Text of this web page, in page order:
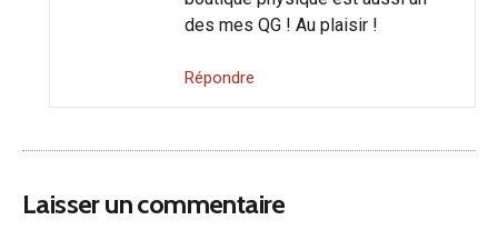
des mes QG ! Au plaisir !
Répondre
Laisser un commentaire